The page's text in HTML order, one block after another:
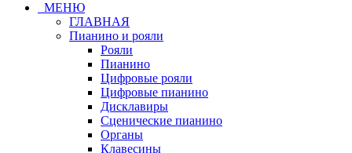
МЕНЮ
ГЛАВНАЯ
Пианино и рояли
Рояли
Пианино
Цифровые рояли
Цифровые пианино
Дисклавиры
Сценические пианино
Органы
Клавесины